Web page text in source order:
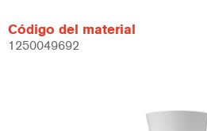
Código del material
1250049692